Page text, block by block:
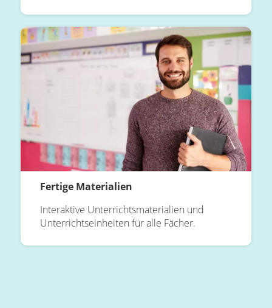
Fertige Materialien
Interaktive Unterrichtsmaterialien und
Unterrichtseinheiten für alle Fächer.